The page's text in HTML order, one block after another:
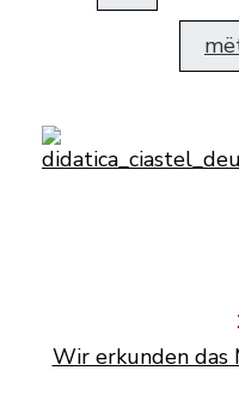
Wir erkunden das